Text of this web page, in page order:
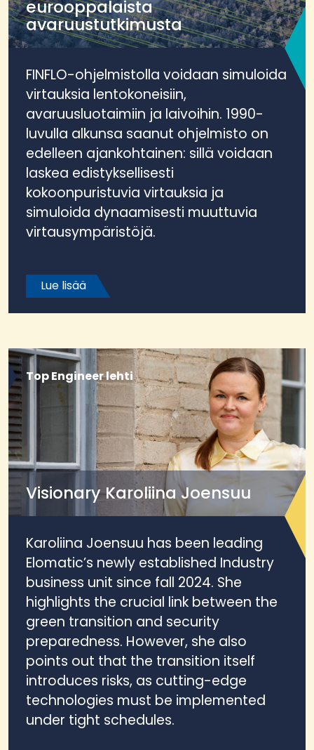
eurooppalaista
avaruustutkimusta
FINFLO-ohjelmistolla voidaan simuloida
virtauksia lentokoneisiin,
avaruusluotaimiin ja laivoihin. 1990-
luvulla alkunsa saanut ohjelmisto on
edelleen ajankohtainen: sillä voidaan
laskea edistyksellisesti
kokoonpuristuvia virtauksia ja
simuloida dynaamisesti muuttuvia
virtausympäristöjä.
Lue lisää
Top Engineer lehti
Visionary Karoliina Joensuu
Karoliina Joensuu has been leading
Elomatic’s newly established Industry
business unit since fall 2024. She
highlights the crucial link between the
green transition and security
preparedness. However, she also
points out that the transition itself
introduces risks, as cutting-edge
technologies must be implemented
under tight schedules.